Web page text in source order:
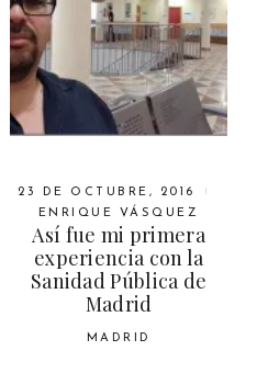
23 DE OCTUBRE, 2016
ENRIQUE VÁSQUEZ
Así fue mi primera
experiencia con la
Sanidad Pública de
Madrid
MADRID